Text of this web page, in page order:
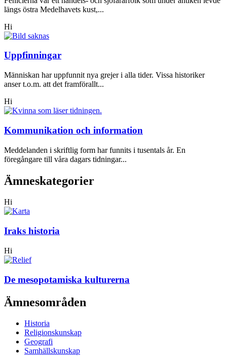
längs östra Medelhavets kust,...
Hi
Uppfinningar
Människan har uppfunnit nya grejer i alla tider. Vissa historiker
anser t.o.m. att det framförallt...
Hi
Kommunikation och information
Meddelanden i skriftlig form har funnits i tusentals år. En
föregångare till våra dagars tidningar...
Ämneskategorier
Hi
Iraks historia
Hi
De mesopotamiska kulturerna
Ämnesområden
Historia
Religionskunskap
Geografi
Samhällskunskap